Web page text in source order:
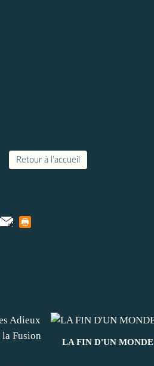
Retour à l'accueil
LA FIN D'UN MONDE